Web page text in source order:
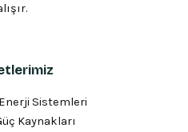
Sistemleri
Kaynakları